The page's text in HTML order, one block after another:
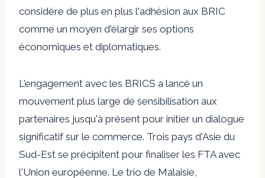
considère de plus en plus l'adhésion aux BRIC
comme un moyen d'élargir ses options
économiques et diplomatiques.
L'engagement avec les BRICS a lancé un
mouvement plus large de sensibilisation aux
partenaires jusqu'à présent pour initier un dialogue
significatif sur le commerce. Trois pays d'Asie du
Sud-Est se précipitent pour finaliser les FTA avec
l'Union européenne. Le trio de Malaisie